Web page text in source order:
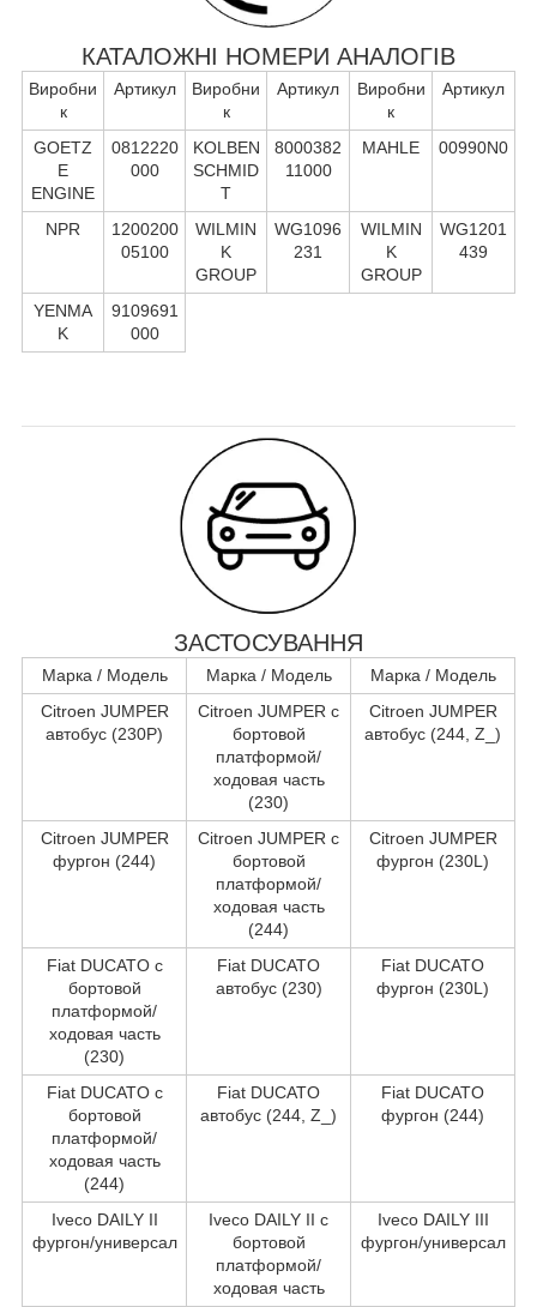
КАТАЛОЖНІ НОМЕРИ АНАЛОГІВ
Виробни
к
Артикул
Виробни
к
Артикул
Виробни
к
Артикул
GOETZ
E
ENGINE
0812220
000
KOLBEN
SCHMID
T
8000382
11000
MAHLE 00990N0
NPR
1200200
05100
WILMIN
K
GROUP
WG1096
231
WILMIN
K
GROUP
WG1201
439
YENMA
K
9109691
000
ЗАСТОСУВАННЯ
Марка / Модель Марка / Модель
Марка / Модель
Citroen JUMPER
автобус (230P)
Citroen JUMPER c
бортовой
платформой/
ходовая часть
(230)
Citroen JUMPER
автобус (244, Z_)
Citroen JUMPER
фургон (244)
Citroen JUMPER c
бортовой
платформой/
ходовая часть
(244)
Citroen JUMPER
фургон (230L)
Fiat DUCATO c
бортовой
платформой/
ходовая часть
(230)
Fiat DUCATO
автобус (230)
Fiat DUCATO
фургон (230L)
Fiat DUCATO c
бортовой
платформой/
ходовая часть
(244)
Fiat DUCATO
автобус (244, Z_)
Fiat DUCATO
фургон (244)
Iveco DAILY II
фургон/универсал
Iveco DAILY II c
бортовой
платформой/
ходовая часть
Iveco DAILY III
фургон/универсал